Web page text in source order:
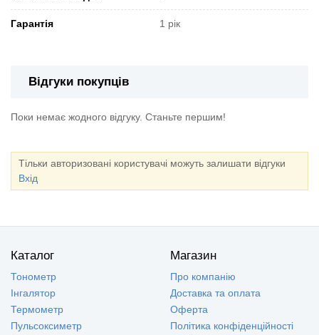
Гарантія 1 рік
Відгуки покупців
Поки немає жодного відгуку. Станьте першим!
Тільки авторизовані користувачі можуть залишати відгуки
Вхід
Каталог
Тонометр
Інгалятор
Термометр
Пульсоксиметр
Магазин
Про компанію
Доставка та оплата
Оферта
Політика конфіденційності